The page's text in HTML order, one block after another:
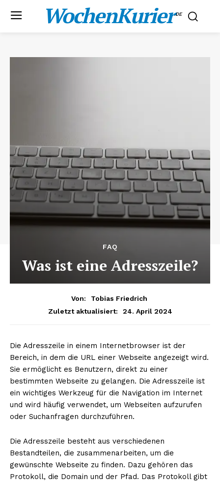
WochenKurier.DE
FAQ
Was ist eine Adresszeile?
Von:
Tobias Friedrich
Zuletzt aktualisiert:
24. April 2024
Die Adresszeile in einem Internetbrowser ist der
Bereich, in dem die URL einer Webseite angezeigt wird.
Sie ermöglicht es Benutzern, direkt zu einer
bestimmten Webseite zu gelangen. Die Adresszeile ist
ein wichtiges Werkzeug für die Navigation im Internet
und wird häufig verwendet, um Webseiten aufzurufen
oder Suchanfragen durchzuführen.
Die Adresszeile besteht aus verschiedenen
Bestandteilen, die zusammenarbeiten, um die
gewünschte Webseite zu finden. Dazu gehören das
Protokoll, die Domain und der Pfad. Das Protokoll gibt